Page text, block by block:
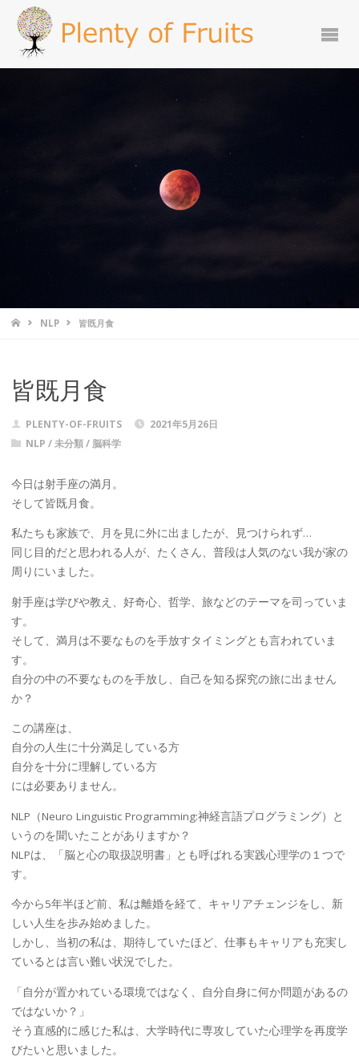
NLP 皆既月食
皆既月食
PLENTY-OF-FRUITS
2021年5月26日
NLP /未分類/ 脳科学
今日は射手座の満月。
そして皆既月食。
私たちも家族で、月を見に外に出ましたが、見つけられず…
同じ目的だと思われる人が、たくさん、普段は人気のない我が家の
周りにいました。
射手座は学びや教え、好奇心、哲学、旅などのテーマを司っていま
す。
そして、満月は不要なものを手放すタイミングとも言われていま
す。
自分の中の不要なものを手放し、自己を知る探究の旅に出ません
か？
この講座は、
自分の人生に十分満足している方
自分を十分に理解している方
には必要ありません。
NLP（Neuro Linguistic Programming:神経言語プログラミング）と
いうのを聞いたことがありますか？
NLPは、「脳と心の取扱説明書」とも呼ばれる実践心理学の１つで
す。
今から5年半ほど前、私は離婚を経て、キャリアチェンジをし、新
しい人生を歩み始めました。
しかし、当初の私は、期待していたほど、仕事もキャリアも充実し
ているとは言い難い状況でした。
「自分が置かれている環境ではなく、自分自身に何か問題があるの
ではないか？」
そう直感的に感じた私は、大学時代に専攻していた心理学を再度学
びたいと思いました。